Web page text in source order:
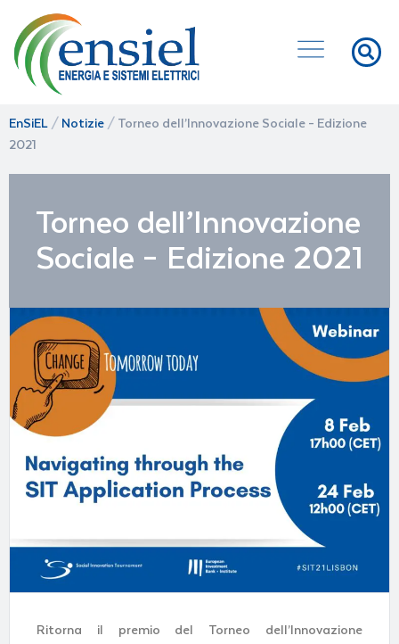
EnSiEL / Notizie / Torneo dell’Innovazione Sociale – Edizione
2021
Torneo dell’Innovazione
Sociale – Edizione 2021
Ritorna il premio del Torneo dell’Innovazione